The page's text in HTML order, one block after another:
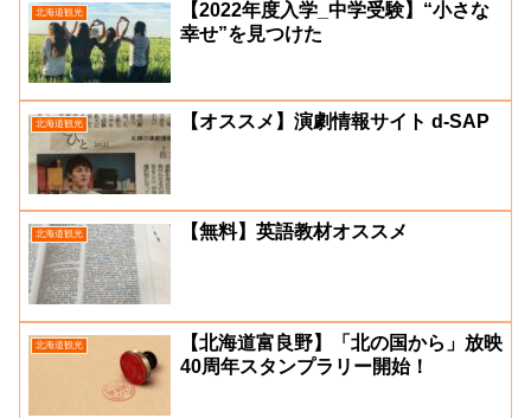
北海道観光
【2022年度入学_中学受験】“小さな
幸せ”を見つけた
北海道観光 【オススメ】演劇情報サイト d-SAP
北海道観光 【無料】英語教材オススメ
北海道観光
【北海道富良野】「北の国から」放映
40周年スタンプラリー開始！